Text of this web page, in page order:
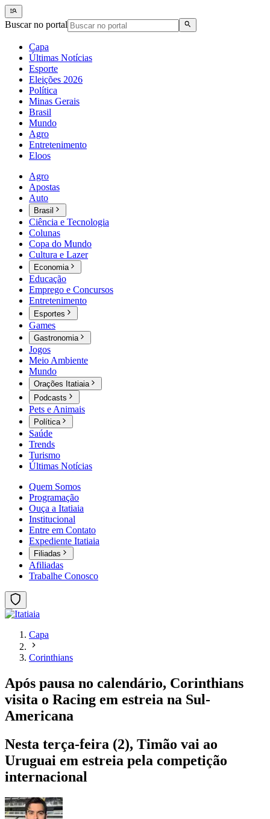
Buscar no portal
Capa
Últimas Notícias
Esporte
Eleições 2026
Política
Minas Gerais
Brasil
Mundo
Agro
Entretenimento
Eloos
Agro
Apostas
Auto
Brasil
Ciência e Tecnologia
Colunas
Copa do Mundo
Cultura e Lazer
Economia
Educação
Emprego e Concursos
Entretenimento
Esportes
Games
Gastronomia
Jogos
Meio Ambiente
Mundo
Orações Itatiaia
Podcasts
Pets e Animais
Política
Saúde
Trends
Turismo
Últimas Notícias
Quem Somos
Programação
Ouça a Itatiaia
Institucional
Entre em Contato
Expediente Itatiaia
Filiadas
Afiliadas
Trabalhe Conosco
Capa
Corinthians
Após pausa no calendário, Corinthians
visita o Racing em estreia na Sul-
Americana
Nesta terça-feira (2), Timão vai ao
Uruguai em estreia pela competição
internacional